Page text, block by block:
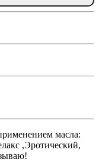
масла:
,Эротический,